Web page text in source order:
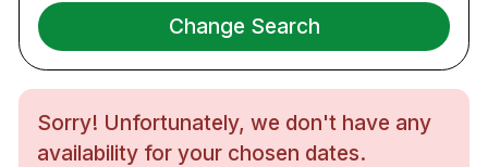
Badrum med dusch
Gratis WiFi
TV
Skrivbord
Change Search
Sorry! Unfortunately, we don't have any
availability for your chosen dates.